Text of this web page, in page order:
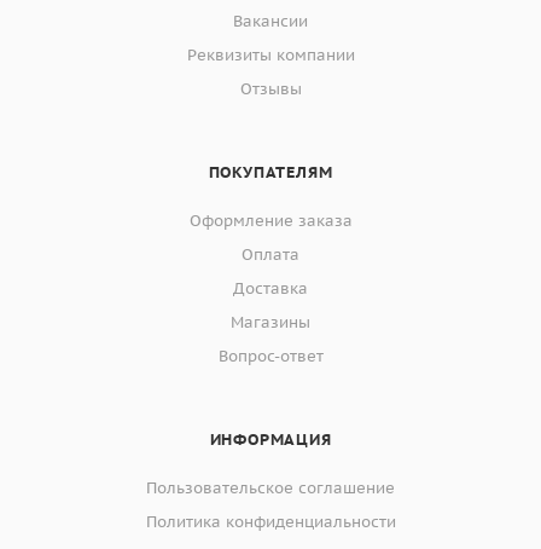
Вакансии
Реквизиты компании
Отзывы
ПОКУПАТЕЛЯМ
Оформление заказа
Оплата
Доставка
Магазины
Вопрос-ответ
ИНФОРМАЦИЯ
Пользовательское соглашение
Политика конфиденциальности